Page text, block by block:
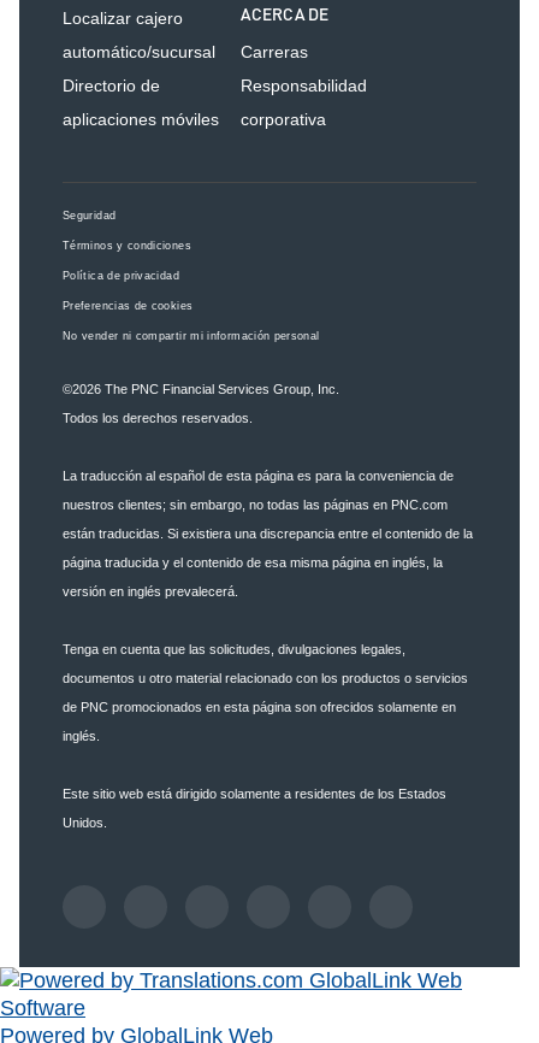
Localizar cajero
automático/sucursal
Directorio de
aplicaciones móviles
ACERCA DE
Carreras
Responsabilidad
corporativa
Seguridad
Términos y condiciones
Política de privacidad
Preferencias de cookies
No vender ni compartir mi información personal
©2026 The PNC Financial Services Group, Inc.
Todos los derechos reservados.
La traducción al español de esta página es para la conveniencia de
nuestros clientes; sin embargo, no todas las páginas en PNC.com
están traducidas. Si existiera una discrepancia entre el contenido de la
página traducida y el contenido de esa misma página en inglés, la
versión en inglés prevalecerá.
Tenga en cuenta que las solicitudes, divulgaciones legales,
documentos u otro material relacionado con los productos o servicios
de PNC promocionados en esta página son ofrecidos solamente en
inglés.
Este sitio web está dirigido solamente a residentes de los Estados
Unidos.
Powered by GlobalLink Web